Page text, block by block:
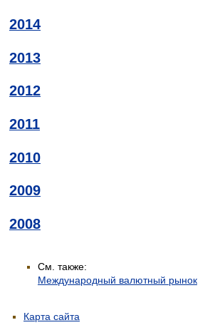
2014
2013
2012
2011
2010
2009
2008
См. также:
Международный валютный рынок
Карта сайта